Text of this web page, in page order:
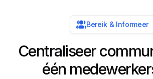
Bereik & Informeer
Centraliseer
één